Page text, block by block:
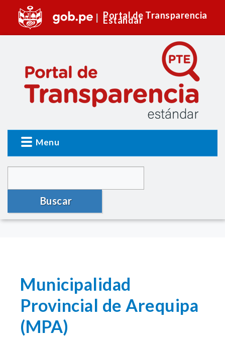
Portal de Transparencia
Estándar
Menu
Buscar
Municipalidad
Provincial de Arequipa
(MPA)